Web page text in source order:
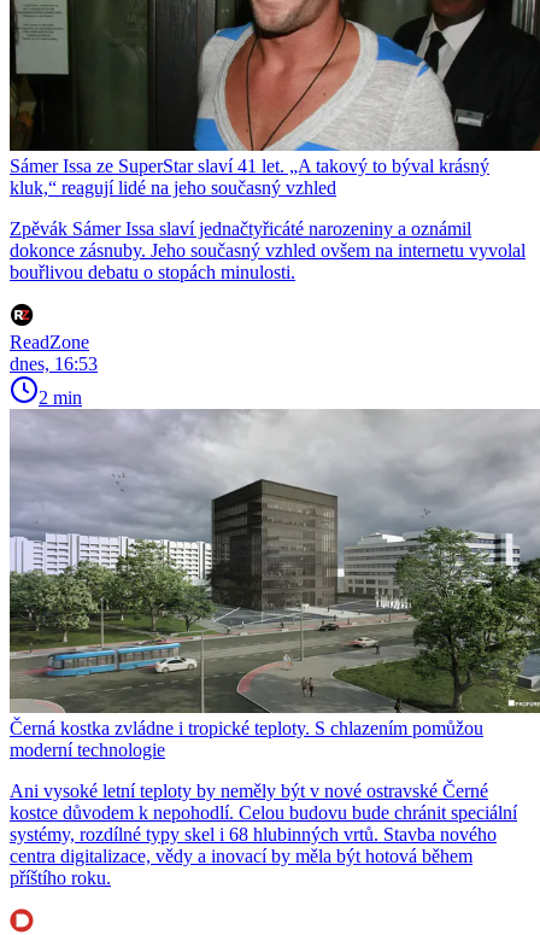
Sámer Issa ze SuperStar slaví 41 let. „A takový to býval krásný
kluk,“ reagují lidé na jeho současný vzhled
Zpěvák Sámer Issa slaví jednačtyřicáté narozeniny a oznámil
dokonce zásnuby. Jeho současný vzhled ovšem na internetu vyvolal
bouřlivou debatu o stopách minulosti.
ReadZone
dnes, 16:53
2 min
Černá kostka zvládne i tropické teploty. S chlazením pomůžou
moderní technologie
Ani vysoké letní teploty by neměly být v nové ostravské Černé
kostce důvodem k nepohodlí. Celou budovu bude chránit speciální
systémy, rozdílné typy skel i 68 hlubinných vrtů. Stavba nového
centra digitalizace, vědy a inovací by měla být hotová během
příštího roku.